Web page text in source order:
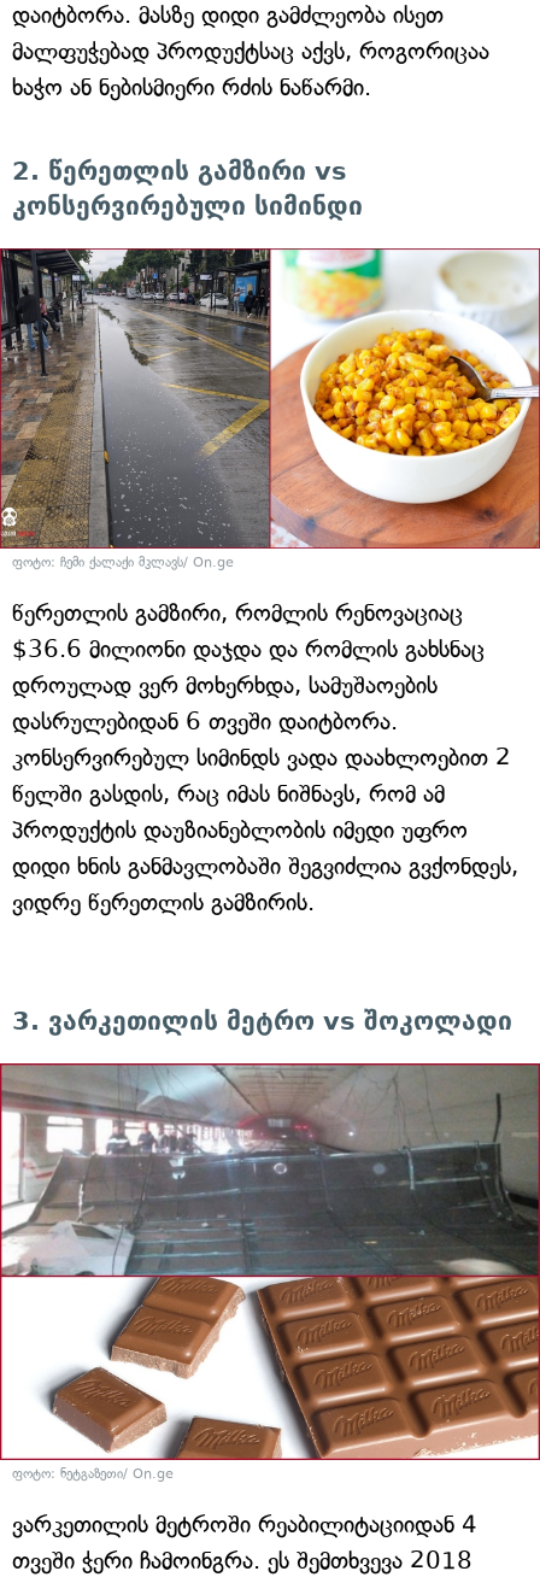
დაიტბორა. მასზე დიდი გამძლეობა ისეთ
მალფუჭებად პროდუქტსაც აქვს, როგორიცაა
ხაჭო ან ნებისმიერი რძის ნაწარმი.
2. წერეთლის გამზირი vs
კონსერვირებული სიმინდი
ფოტო: ჩემი ქალაქი მკლავს/ On.ge
წერეთლის გამზირი, რომლის რენოვაციაც
$36.6 მილიონი დაჯდა და რომლის გახსნაც
დროულად ვერ მოხერხდა, სამუშაოების
დასრულებიდან 6 თვეში დაიტბორა.
კონსერვირებულ სიმინდს ვადა დაახლოებით 2
წელში გასდის, რაც იმას ნიშნავს, რომ ამ
პროდუქტის დაუზიანებლობის იმედი უფრო
დიდი ხნის განმავლობაში შეგვიძლია გვქონდეს,
ვიდრე წერეთლის გამზირის.
3. ვარკეთილის მეტრო vs შოკოლადი
ფოტო: ნეტგაზეთი/ On.ge
ვარკეთილის მეტროში რეაბილიტაციიდან 4
თვეში ჭერი ჩამოინგრა. ეს შემთხვევა 2018